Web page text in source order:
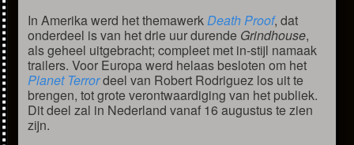
In Amerika werd het themawerkDeath Proof, dat
onderdeel is van het drie uur durende Grindhouse,
als geheel uitgebracht; compleet met in-stijl namaak
trailers. Voor Europa werd helaas besloten om het
Planet Terrordeel van Robert Rodriguez los uit te
brengen, tot grote verontwaardiging van het publiek.
Dit deel zal in Nederland vanaf 16 augustus te zien
zijn.